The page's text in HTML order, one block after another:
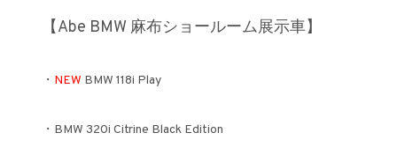
【Abe BMW 麻布ショールーム展示車】
・ NEW BMW 118i Play
・BMW 320i Citrine Black Edition